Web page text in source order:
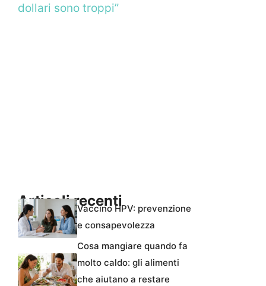
dollari sono troppi”
Articoli recentiVaccino HPV: prevenzione
e consapevolezza
Cosa mangiare quando fa
molto caldo: gli alimenti
che aiutano a restare